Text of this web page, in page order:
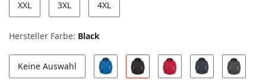
XXL 3XL 4XL
Hersteller Farbe: Black
Keine Auswahl